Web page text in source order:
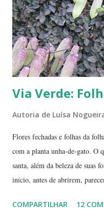
outro lugar. Mas ele foi
deslocá-lo. Hoje ele continua
fazendo sombra para ...
Via Verde:
Autoria de Luísa
Flores fechadas e folhas da
com a planta unha-de-gato. O
santa, além da beleza de suas
início, antes de abrirem,
As fotos de hoje são de cachos
COMPARTILHAR 12